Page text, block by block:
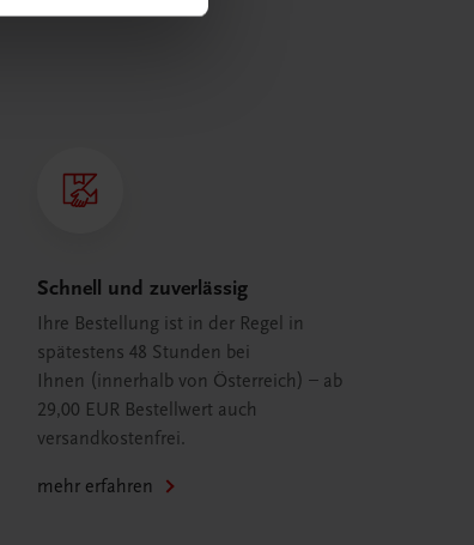
Schnell und zuverlässig
Ihre Bestellung ist in der Regel in
spätestens 48 Stunden bei
Ihnen (innerhalb von Österreich) – ab
29,00 EUR Bestellwert auch
versandkostenfrei.
mehr erfahren